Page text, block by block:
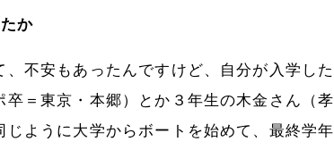
か
不安もあったんですけど、自分が入学した
＝東京・本郷）とか３年生の木金さん（孝
ように大学からボートを始めて、最終学年